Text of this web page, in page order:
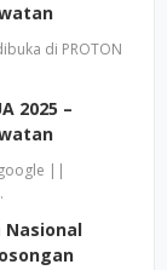
di PROTON
2025 –
||
Nasional